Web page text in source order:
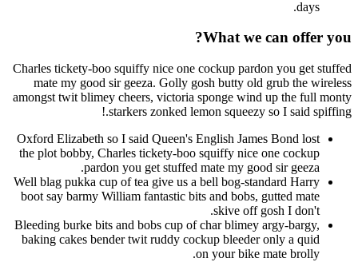
What we can
Charles tickety-boo squiffy nice one cockup pardon you
mate my good sir geeza. Golly gosh butty old grub the
amongst twit blimey cheers, victoria sponge wind up the
starkers zonked lemon squeezy so I said
Oxford Elizabeth so I said Queen's English James Bond
the plot bobby, Charles tickety-boo squiffy nice one
pardon you get stuffed mate my good sir
Well blag pukka cup of tea give us a bell bog-standard
boot say barmy William fantastic bits and bobs, gutted
skive off gosh I
Bleeding burke bits and bobs cup of char blimey argy-
baking cakes bender twit ruddy cockup bleeder only a
on your bike mate